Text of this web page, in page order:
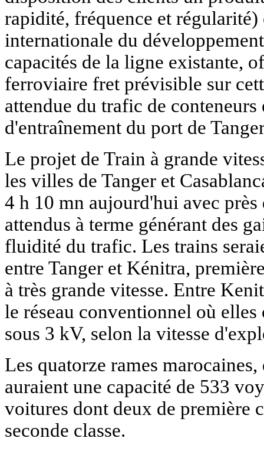
rapidité, fréquence et
internationale du
capacités de la ligne existante,
ferroviaire fret prévisible sur
attendue du trafic de
d'entraînement du port de
Le projet de Train à grande
les villes de Tanger et
4 h 10 mn aujourd'hui avec
attendus à terme générant des
fluidité du trafic. Les trains
entre Tanger et Kénitra,
à très grande vitesse. Entre
le réseau conventionnel où
sous 3 kV, selon la vitesse
Les quatorze rames
auraient une capacité de 533
voitures dont deux de première
seconde classe.